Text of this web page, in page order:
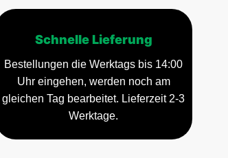
Schnelle Lieferung
Bestellungen die Werktags bis 14:00
Uhr eingehen, werden noch am
gleichen Tag bearbeitet. Lieferzeit 2-3
Werktage.